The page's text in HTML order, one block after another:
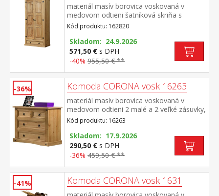
materiál masív borovica voskovaná v
medovom odtieni šatníková skriňa s
šatníkovou tyčou a policou na klobúky v
spodnej časti veľká zásuvka, kovové
ozdobné úchytky odporúčaný nadstavec
CORONA 16951 súčasť zostavy Corona
Kód produktu: 162820
Skladom: 24.9.2026
571,50 € s DPH
-40% 955,50 € **
-36% Komoda CORONA vosk 16263
materiál masív borovica voskovaná v
medovom odtieni 2 malé a 2 veľké zásuvky,
kovové ozdobné úchytky vhodný doplnok je
nadstavec CORONA 16463 súčasť zostavy
Corona
Kód produktu: 16263
Skladom: 17.9.2026
290,50 € s DPH
-36% 459,50 € **
-41% Komoda CORONA vosk 1631